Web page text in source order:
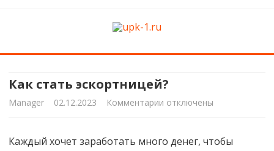
Skip
content
Как стать эскортницей?
Manager 02.12.2023 Комментарии к
Как
отключены
Каждый хочет заработать много денег, чтобы